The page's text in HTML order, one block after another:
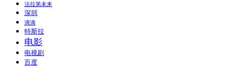
法拉第未来
深圳
滴滴
特斯拉
电影
电视剧
百度